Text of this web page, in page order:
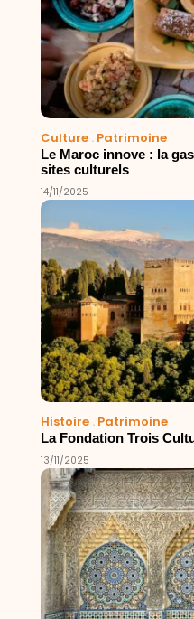
Culture. Patrimoine
Le Maroc innove : la
sites culturels
14/11/2025
Histoire. Patrimoine
La Fondation Trois
13/11/2025